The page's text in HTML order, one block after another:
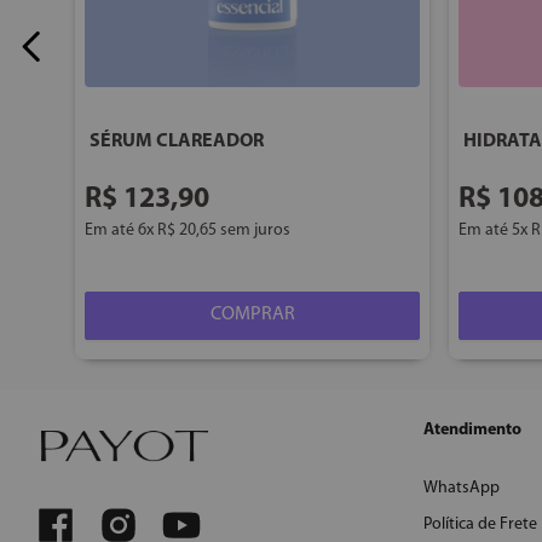
SÉRUM CLAREADOR
R$ 123,90
Em até 6x R$ 20,65 sem juros
COMPRAR
R$
Em até 5x
Atendimento
WhatsApp
Política de Frete